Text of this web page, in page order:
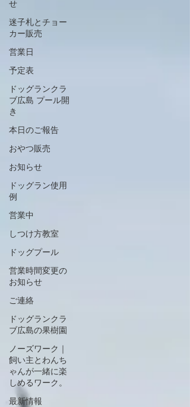
せ
迷子札とチョー
カー販売
営業日
予定表
ドッグランクラ
ブ広島 プール開
き
本日のご報告
おやつ販売
お知らせ
ドッグラン使用
例
営業中
しつけ方教室
ドッグプール
営業時間変更の
お知らせ
ご連絡
ドッグランクラ
ブ広島の果樹園
ノーズワーク｜
飼い主とわんち
ゃんが一緒に楽
しめるワーク。
最新情報